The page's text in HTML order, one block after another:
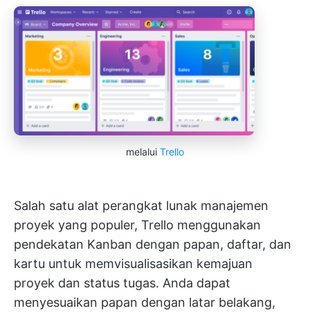
melalui Trello
Salah satu alat perangkat lunak manajemen
proyek yang populer, Trello menggunakan
pendekatan Kanban dengan papan, daftar, dan
kartu untuk memvisualisasikan kemajuan
proyek dan status tugas. Anda dapat
menyesuaikan papan dengan latar belakang,